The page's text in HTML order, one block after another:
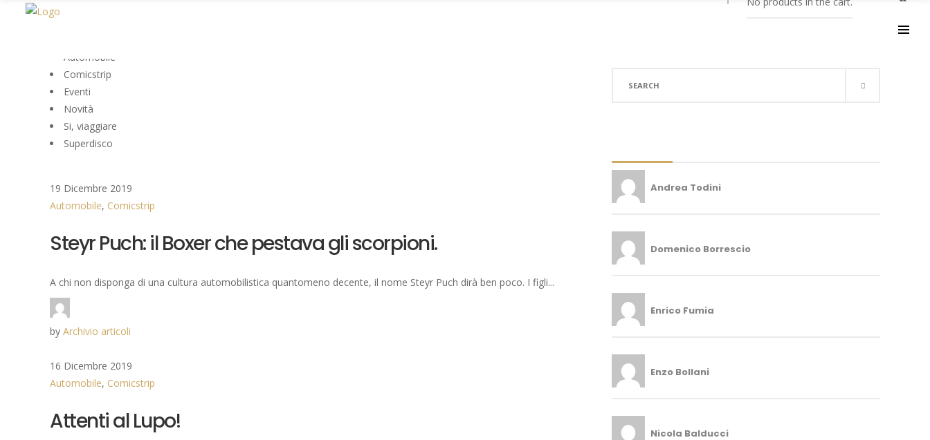
Automobile
Comicstrip
Eventi
Novità
Si, viaggiare
Superdisco
19 Dicembre 2019
Automobile, Comicstrip
Steyr Puch: il Boxer che pestava gli scorpioni.
A chi non disponga di una cultura automobilistica quantomeno decente, il nome Steyr Puch dirà ben poco. I figli...
by Archivio articoli
16 Dicembre 2019
Automobile, Comicstrip
Attenti al Lupo!
Andrea Todini
Domenico Borrescio
Enrico Fumia
Enzo Bollani
Nicola Balducci